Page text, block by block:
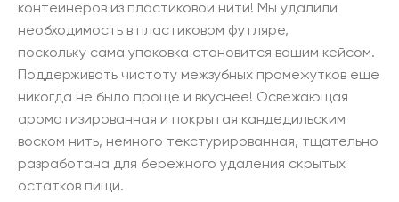
контейнеров из пластиковой нити! Мы удалили
необходимость в пластиковом футляре,
поскольку сама упаковка становится вашим кейсом.
Поддерживать чистоту межзубных промежутков еще
никогда не было проще и вкуснее! Освежающая
ароматизированная и покрытая кандедильским
воском нить, немного текстурированная, тщательно
разработана для бережного удаления скрытых
остатков пищи.